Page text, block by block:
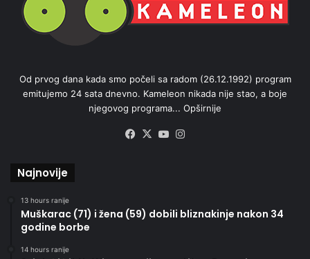
Od prvog dana kada smo počeli sa radom (26.12.1992) program
emitujemo 24 sata dnevno. Kameleon nikada nije stao, a boje
njegovog programa... Opširnije
Facebook
X YouTube
Najnovije
13 hours ranije
Muškarac (71) i žena (59) dobili bliznakinje nakon 34
godine borbe
14 hours ranije